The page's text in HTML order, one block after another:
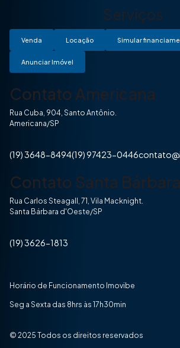
Serviços
Venda Locação Simular
Anunciar Imóvel
Contato Americana
Rua Cuba, 904, Santo Antônio.
Americana/SP
(19) 3648-8494(19) 97423-0446
Contato Santa
Rua Carlos Steagall, 71, Vila Macknight.
Santa Bárbara d'Oeste/SP
(19) 3626-1813
Horário de Funcionamento Imovibe
Seg a Sexta das 8hrs às 17h30min
© 2025 Todos os direitos reservados